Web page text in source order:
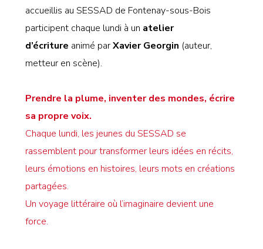
accueillis au SESSAD de Fontenay-sous-Bois
participent chaque lundi à un atelier
d’écriture animé parXavier Georgin (auteur,
metteur en scène).
Prendre la plume, inventer des mondes, écrire
sa propre voix.
Chaque lundi, les jeunes du SESSAD se
rassemblent pour transformer leurs idées en récits,
leurs émotions en histoires, leurs mots en créations
partagées.
Un voyage littéraire où l’imaginaire devient une
force.